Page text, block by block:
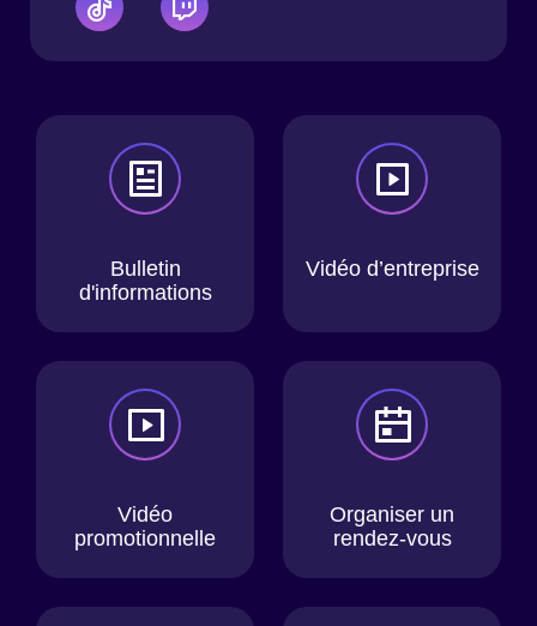
Bulletin
d'informations
Vidéo d’entreprise
Vidéo
promotionnelle
Organiser un
rendez-vous